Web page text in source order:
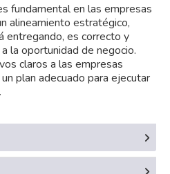
fundamental en las empresas
alineamiento estratégico,
entregando, es correcto y
la oportunidad de negocio.
claros a las empresas
plan adecuado para ejecutar